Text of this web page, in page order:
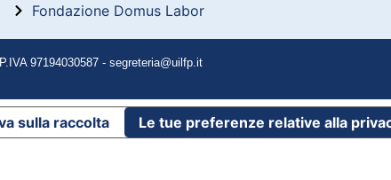
Fondazione Domus Labor
97194030587 - segreteria@uilfp.it
sulla raccolta Le tue preferenze relative alla